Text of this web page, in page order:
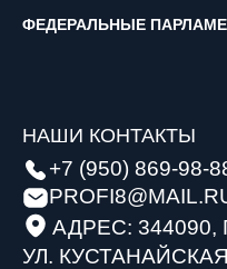
ФЕДЕРАЛЬНЫЕ
НАШИ КОНТАКТЫ
+7 (950) 869-98-
АДРЕС:
УЛ.